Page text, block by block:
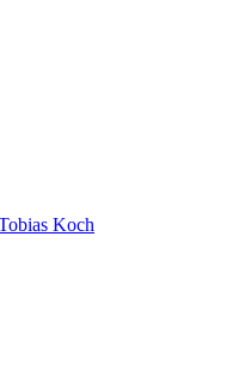
Koch